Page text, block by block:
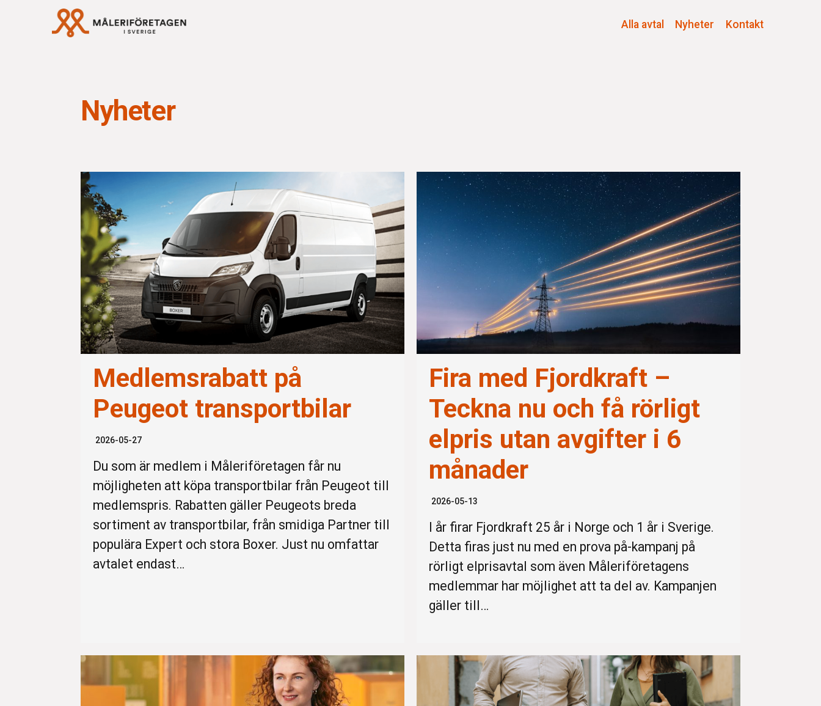
Alla avtal Nyheter Kontakt
Nyheter
Medlemsrabatt på
Peugeot transportbilar
2026-05-27
Du som är medlem i Måleriföretagen får nu
möjligheten att köpa transportbilar från Peugeot till
medlemspris. Rabatten gäller Peugeots breda
sortiment av transportbilar, från smidiga Partner till
populära Expert och stora Boxer. Just nu omfattar
avtalet endast…
Fira med Fjordkraft –
Teckna nu och få rörligt
elpris utan avgifter i 6
månader
2026-05-13
I år firar Fjordkraft 25 år i Norge och 1 år i Sverige.
Detta firas just nu med en prova på-kampanj på
rörligt elprisavtal som även Måleriföretagens
medlemmar har möjlighet att ta del av. Kampanjen
gäller till…